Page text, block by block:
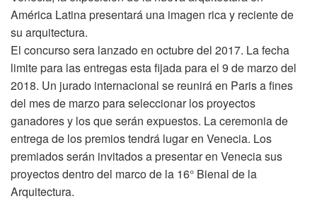
América Latina presentará una imagen rica y reciente de
su arquitectura.
El concurso sera lanzado en octubre del 2017. La fecha
limite para las entregas esta fijada para el 9 de marzo del
2018. Un jurado internacional se reunirá en Paris a fines
del mes de marzo para seleccionar los proyectos
ganadores y los que serán expuestos. La ceremonia de
entrega de los premios tendrá lugar en Venecia. Los
premiados serán invitados a presentar en Venecia sus
proyectos dentro del marco de la 16° Bienal de la
Arquitectura.